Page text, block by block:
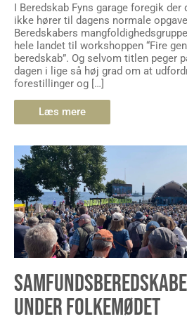
I Beredskab Fyns garage foregik der
ikke hører til dagens normale
Beredskabers
hele landet til workshoppen “Fire
beredskab”. Og selvom titlen peger
dagen i lige så høj grad om at
forestillinger og […]
Læs mere
UNDER FOLKEMØDET